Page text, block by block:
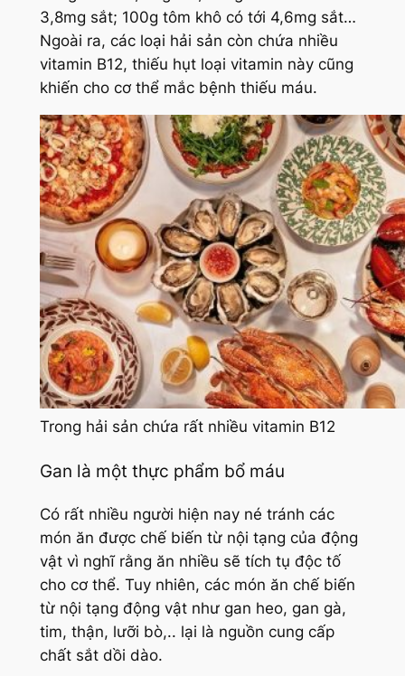
3,8mg sắt; 100g tôm khô có tới 4,6mg sắt…
Ngoài ra, các loại hải sản còn chứa nhiều
vitamin B12, thiếu hụt loại vitamin này cũng
khiến cho cơ thể mắc bệnh thiếu máu.
Trong hải sản chứa rất nhiều vitamin B12
Gan là một thực phẩm bổ máu
Có rất nhiều người hiện nay né tránh các
món ăn được chế biến từ nội tạng của động
vật vì nghĩ rằng ăn nhiều sẽ tích tụ độc tố
cho cơ thể. Tuy nhiên, các món ăn chế biến
từ nội tạng động vật như gan heo, gan gà,
tim, thận, lưỡi bò,.. lại là nguồn cung cấp
chất sắt dồi dào.